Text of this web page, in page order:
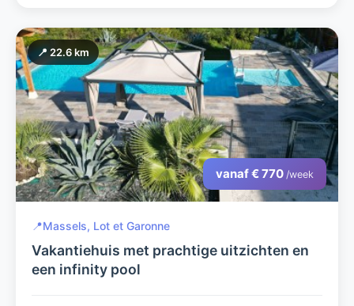
📍 22.6 km
vanaf € 770 /week
📍Massels, Lot et Garonne
Vakantiehuis met prachtige uitzichten en
een infinity pool